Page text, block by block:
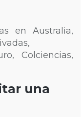
en Australia,
Colciencias,
una